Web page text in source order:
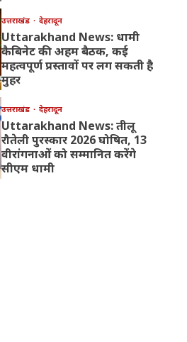
उत्तराखंड देहरादून
Uttarakhand News: धामी
कैबिनेट की अहम बैठक, कई
महत्वपूर्ण प्रस्तावों पर लग सकती है
मुहर
उत्तराखंड देहरादून
Uttarakhand News: तीलू
रौतेली पुरस्कार 2026 घोषित, 13
वीरांगनाओं को सम्मानित करेंगे
सीएम धामी